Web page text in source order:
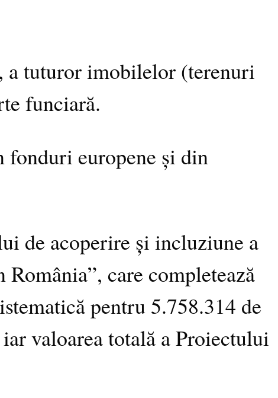
a tuturor imobilelor (terenuri
funciară.
europene și din
de acoperire și incluziune a
care completează
pentru 5.758.314 de
valoarea totală a Proiectului